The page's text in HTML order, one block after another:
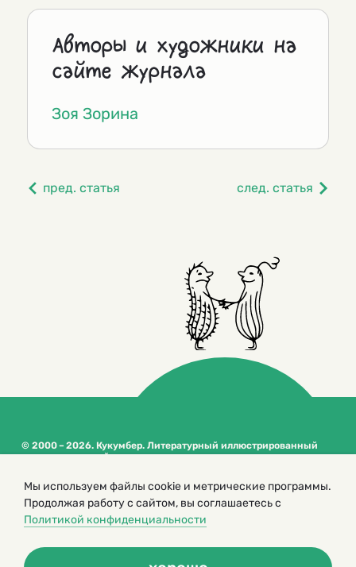
Авторы и художники на
сайте журнала
Зоя Зорина
пред. статья след. статья
© 2000 – 2026. Кукумбер. Литературный иллюстрированный
журнал для детей
сайта
Политика конфиденциальности
Мы используем файлы cookie и метрические программы.
Продолжая работу с сайтом, вы соглашаетесь с
Политикой конфиденциальности